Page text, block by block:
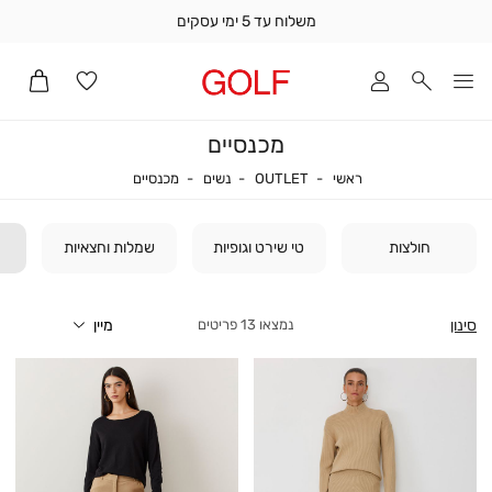
משלוח עד 5 ימי עסקים
מכנסיים
ראשי ראשיOUTLET
OUTLET
נשים נשיםמכנסיים
חולצות טי שירט וגופיות שמלות וחצאיות
סינון 13 פריטים